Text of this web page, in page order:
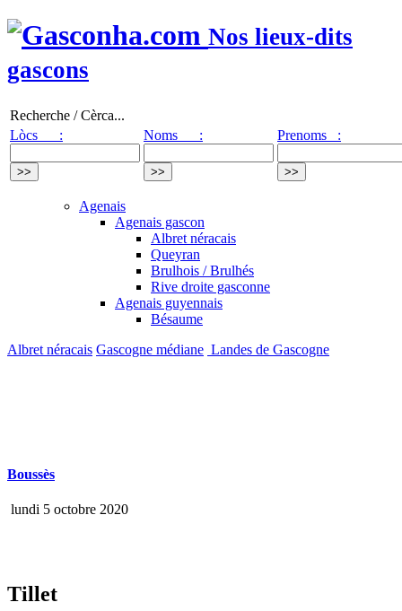
Nos lieux-dits
gascons
Recherche / Cèrca...
Lòcs :
Noms : Prenoms :
Agenais
Agenais gascon
Albret néracais
Queyran
Brulhois / Brulhés
Rive droite gasconne
Agenais guyennais
Bésaume
Albret néracais Gascogne médiane Landes de Gascogne
Boussès
lundi 5 octobre 2020
Tillet